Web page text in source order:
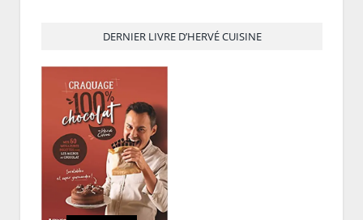
DERNIER LIVRE D’HERVÉ CUISINE